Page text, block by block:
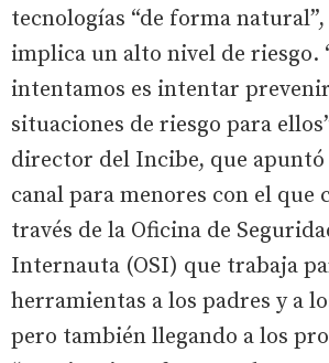
tecnologías “de forma
implica un alto nivel de riesgo.
intentamos es intentar
situaciones de riesgo para
director del Incibe, que
canal para menores con el que
través de la Oficina de
Internauta (OSI) que trabaja
herramientas a los padres y a
pero también llegando a los